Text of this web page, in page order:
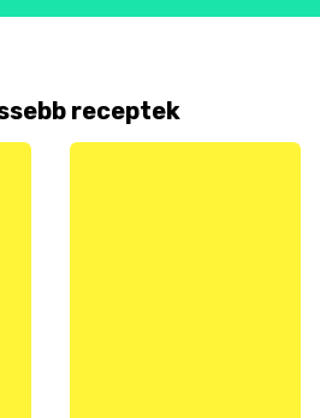
receptek